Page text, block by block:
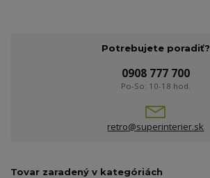
Potrebujete poradiť?
0908 777 700
Po-So: 10-18 hod.
retro@superinterier.sk
Tovar zaradený v kategóriách